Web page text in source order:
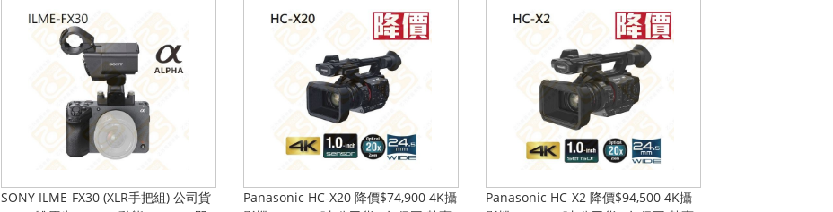
SONY ILME-FX30 (XLR手把組) 公司貨
Panasonic HC-X20 降價$74,900 4K攝
Panasonic HC-X2 降價$94,500 4K攝